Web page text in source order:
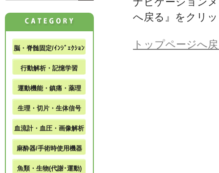
へ戻る』をクリ
トップページへ
脳・脊髄固定/ｲﾝｼﾞｪｸｼｮﾝ
行動解析・記憶学習
運動機能・鎮痛・薬理
生理・切片・生体信号
血流計・血圧・画像解析
麻酔器/手術時使用機器
魚類・生物(代謝･運動)